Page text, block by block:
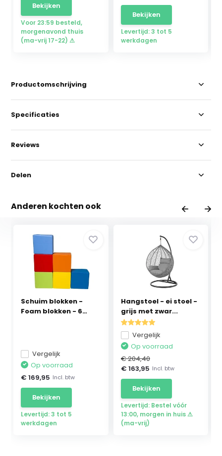
Bekijken
Voor 23:59 besteld,
morgenavond thuis
(ma-vrij 17-22) ⚠
Bekijken
Levertijd: 3 tot 5
werkdagen
Productomschrijving
Specificaties
Reviews
Delen
Anderen kochten ook
Schuim blokken -
Foam blokken - 6
Vergelijk
Op voorraad
€ 169,95 Incl. btw
Bekijken
Levertijd: 3 tot 5
werkdagen
Hangstoel - ei stoel -
grijs met zwar...
Vergelijk
Op voorraad
€ 204,40
€ 163,95 Incl. btw
Bekijken
Levertijd: Bestel vóór
13:00, morgen in huis ⚠
(ma-vrij)